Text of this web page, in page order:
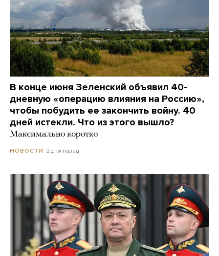
В конце июня Зеленский объявил 40-
дневную «операцию влияния на Россию»,
чтобы побудить ее закончить войну. 40
дней истекли. Что из этого вышло?
Максимально коротко
НОВОСТИ 2 дня назад